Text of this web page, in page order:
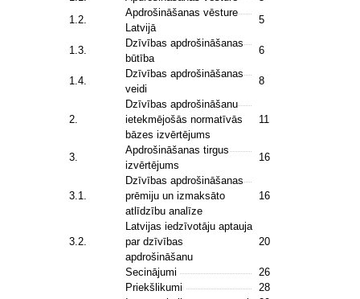
1.2.
Apdrošināšanas vēsture
Latvijā
5
1.3.
Dzīvības apdrošināšanas
būtība
6
1.4.
Dzīvības apdrošināšanas
veidi
8
2.
Dzīvības apdrošināšanu
ietekmējošās normatīvās
bāzes izvērtējums
11
3.
Apdrošināšanas tirgus
izvērtējums
16
3.1.
Dzīvības apdrošināšanas
prēmiju un izmaksāto
atlīdzību analīze
16
3.2.
Latvijas iedzīvotāju aptauja
par dzīvības
apdrošināšanu
20
Secinājumi
26
Priekšlikumi
28